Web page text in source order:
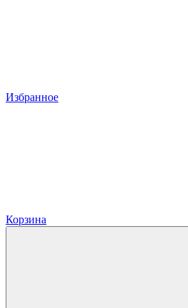
Избранное
Корзина